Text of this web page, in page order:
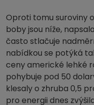
Oproti tomu suroviny
boby jsou níže,
často stlačuje
nabídkou se potýká
ceny americké lehké
pohybuje pod 50
klesaly o zhruba 0,5
pro energii dnes